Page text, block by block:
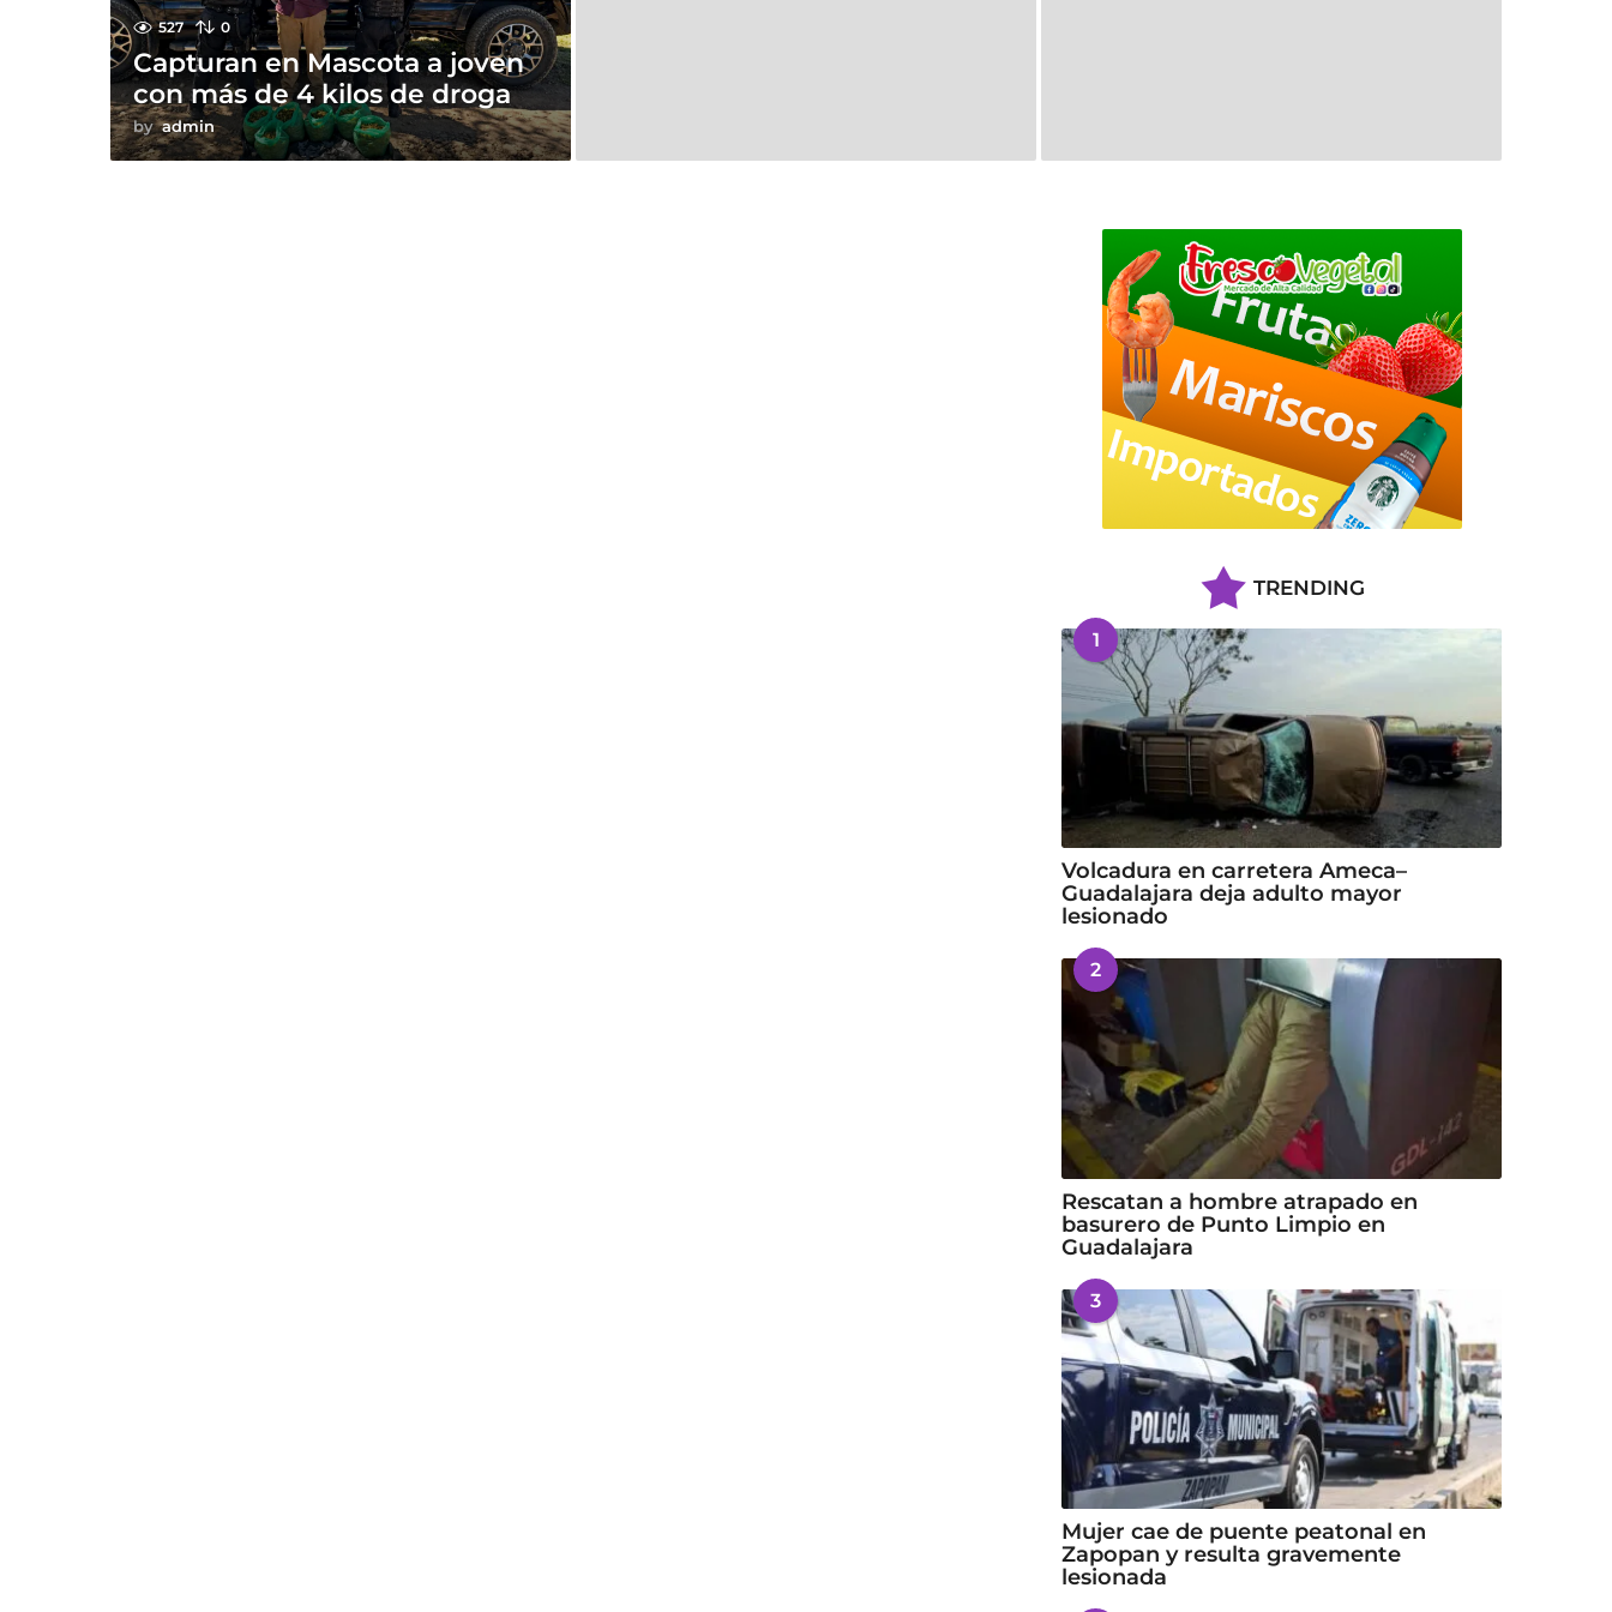
527 0
Capturan en Mascota a joven
con más de 4 kilos de droga
by admin
TRENDING
1
Volcadura en carretera Ameca–
Guadalajara deja adulto mayor
lesionado
2
Rescatan a hombre atrapado en
basurero de Punto Limpio en
Guadalajara
3
Mujer cae de puente peatonal en
Zapopan y resulta gravemente
lesionada